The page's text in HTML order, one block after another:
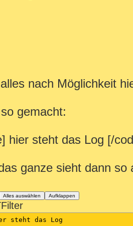
nach Möglichkeit
gemacht:
hier steht das Log [/
ganze sieht dann so
Alles auswählen Aufklappen
steht das Log